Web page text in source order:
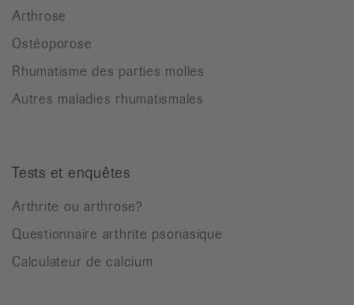
Arthrose
Ostéoporose
Rhumatisme des parties molles
Autres maladies rhumatismales
Tests et enquêtes
Arthrite ou arthrose?
Questionnaire arthrite psoriasique
Calculateur de calcium